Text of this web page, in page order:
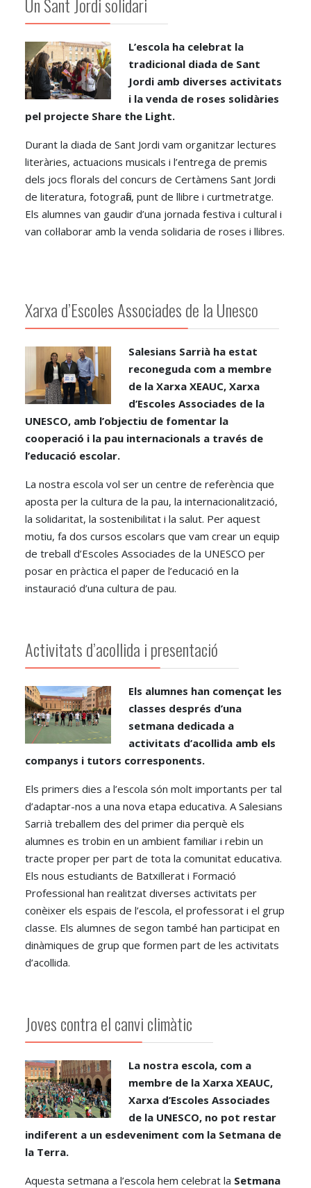
L’escola ha celebrat la
tradicional diada de Sant
Jordi amb diverses activitats
i la venda de roses solidàries
pel projecte Share the Light.
Durant la diada de Sant Jordi vam organitzar lectures
literàries, actuacions musicals i l’entrega de premis
dels jocs florals del concurs de Certàmens Sant Jordi
de literatura, fotografia, punt de llibre i curtmetratge.
Els alumnes van gaudir d’una jornada festiva i cultural i
van col·laborar amb la venda solidaria de roses i llibres.
Xarxa d’Escoles Associades de la Unesco
Salesians Sarrià ha estat
reconeguda com a membre
de la Xarxa XEAUC, Xarxa
d’Escoles Associades de la
UNESCO, amb l’objectiu de fomentar la
cooperació i la pau internacionals a través de
l’educació escolar.
La nostra escola vol ser un centre de referència que
aposta per la cultura de la pau, la internacionalització,
la solidaritat, la sostenibilitat i la salut. Per aquest
motiu, fa dos cursos escolars que vam crear un equip
de treball d’Escoles Associades de la UNESCO per
posar en pràctica el paper de l’educació en la
instauració d’una cultura de pau.
Activitats d’acollida i presentació
Els alumnes han començat les
classes després d’una
setmana dedicada a
activitats d’acollida amb els
companys i tutors corresponents.
Els primers dies a l’escola són molt importants per tal
d’adaptar-nos a una nova etapa educativa. A Salesians
Sarrià treballem des del primer dia perquè els
alumnes es trobin en un ambient familiar i rebin un
tracte proper per part de tota la comunitat educativa.
Els nous estudiants de Batxillerat i Formació
Professional han realitzat diverses activitats per
conèixer els espais de l’escola, el professorat i el grup
classe. Els alumnes de segon també han participat en
dinàmiques de grup que formen part de les activitats
d’acollida.
Joves contra el canvi climàtic
La nostra escola, com a
membre de la Xarxa XEAUC,
Xarxa d’Escoles Associades
de la UNESCO, no pot restar
indiferent a un esdeveniment com la Setmana de
la Terra.
Aquesta setmana a l’escola hem celebrat la Setmana